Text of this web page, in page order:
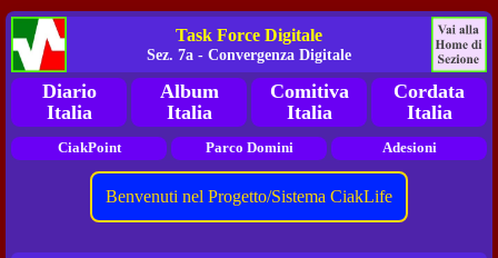
Task Force Digitale
Sez. 7a - Convergenza Digitale
Diario
Italia
Album
Italia
Comitiva
Italia
Cordata
Italia
CiakPoint Parco Domini Adesioni
Benvenuti nel Progetto/Sistema CiakLife